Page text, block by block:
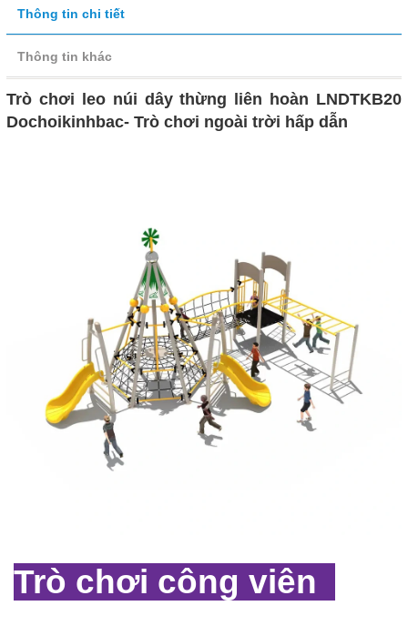
Thông tin chi tiết
Thông tin khác
Trò chơi leo núi dây thừng liên hoàn LNDTKB20
Dochoikinhbac- Trò chơi ngoài trời hấp dẫn
Trò chơi công viên